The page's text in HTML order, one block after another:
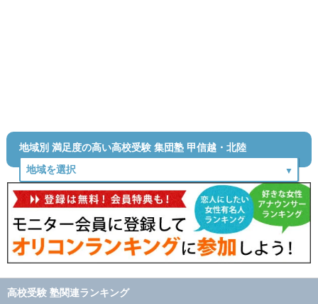
地域別 満足度の高い高校受験 集団塾 甲信越・北陸
高校受験 塾関連ランキング